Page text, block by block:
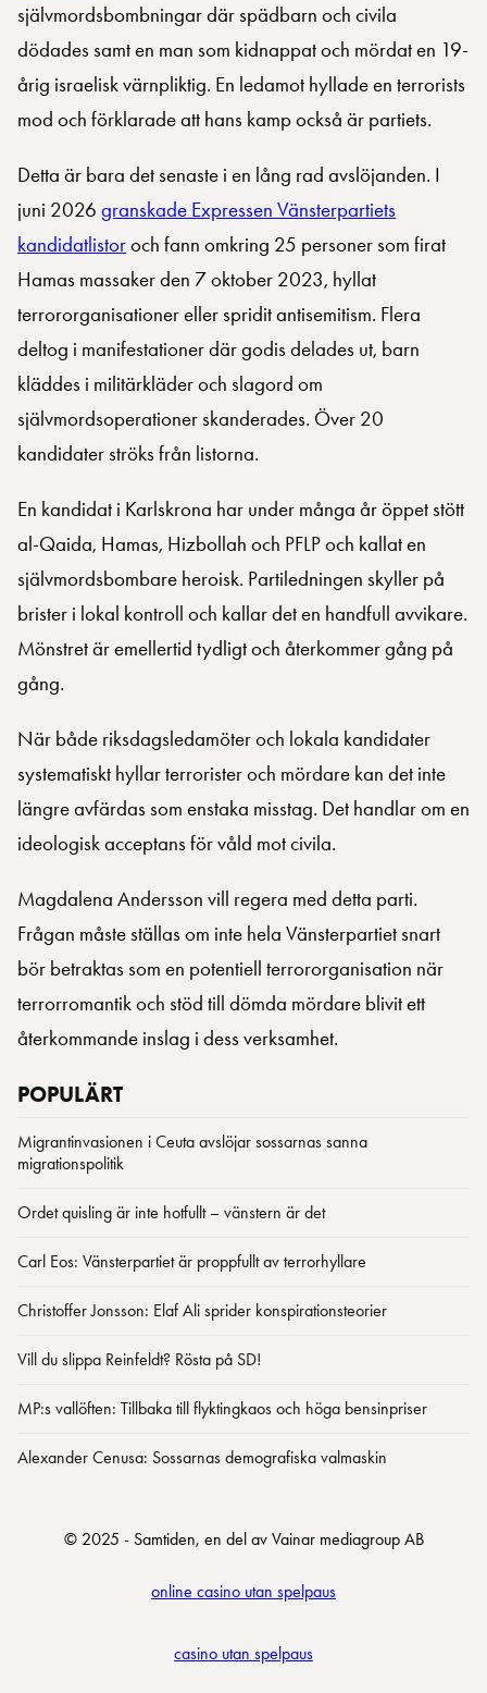
självmordsbombningar där spädbarn och civila
dödades samt en man som kidnappat och mördat en 19-
årig israelisk värnpliktig. En ledamot hyllade en terrorists
mod och förklarade att hans kamp också är partiets.
Detta är bara det senaste i en lång rad avslöjanden. I
juni 2026 granskade Expressen Vänsterpartiets
kandidatlistoroch fann omkring 25 personer som firat
Hamas massaker den 7 oktober 2023, hyllat
terrororganisationer eller spridit antisemitism. Flera
deltog i manifestationer där godis delades ut, barn
kläddes i militärkläder och slagord om
självmordsoperationer skanderades. Över 20
kandidater ströks från listorna.
En kandidat i Karlskrona har under många år öppet stött
al-Qaida, Hamas, Hizbollah och PFLP och kallat en
självmordsbombare heroisk. Partiledningen skyller på
brister i lokal kontroll och kallar det en handfull avvikare.
Mönstret är emellertid tydligt och återkommer gång på
gång.
När både riksdagsledamöter och lokala kandidater
systematiskt hyllar terrorister och mördare kan det inte
längre avfärdas som enstaka misstag. Det handlar om en
ideologisk acceptans för våld mot civila.
Magdalena Andersson vill regera med detta parti.
Frågan måste ställas om inte hela Vänsterpartiet snart
bör betraktas som en potentiell terrororganisation när
terrorromantik och stöd till dömda mördare blivit ett
återkommande inslag i dess verksamhet.
POPULÄRT
Migrantinvasionen i Ceuta avslöjar sossarnas sanna
migrationspolitik
Ordet quisling är inte hotfullt – vänstern är det
Carl Eos: Vänsterpartiet är proppfullt av terrorhyllare
Christoffer Jonsson: Elaf Ali sprider konspirationsteorier
Vill du slippa Reinfeldt? Rösta på SD!
MP:s vallöften: Tillbaka till flyktingkaos och höga bensinpriser
Alexander Cenusa: Sossarnas demografiska valmaskin
© 2025 - Samtiden, en del av Vainar mediagroup AB
online casino utan spelpaus
casino utan spelpaus